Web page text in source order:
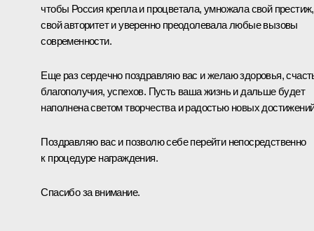
чтобы Россия крепла и процветала, умножала свой престиж,
свой авторитет и уверенно преодолевала любые вызовы
современности.
Еще раз сердечно поздравляю вас и желаю здоровья,
благополучия, успехов. Пусть ваша жизнь и дальше будет
наполнена светом творчества и радостью новых
Поздравляю вас и позволю себе перейти непосредственно
к процедуре награждения.
Спасибо за внимание.